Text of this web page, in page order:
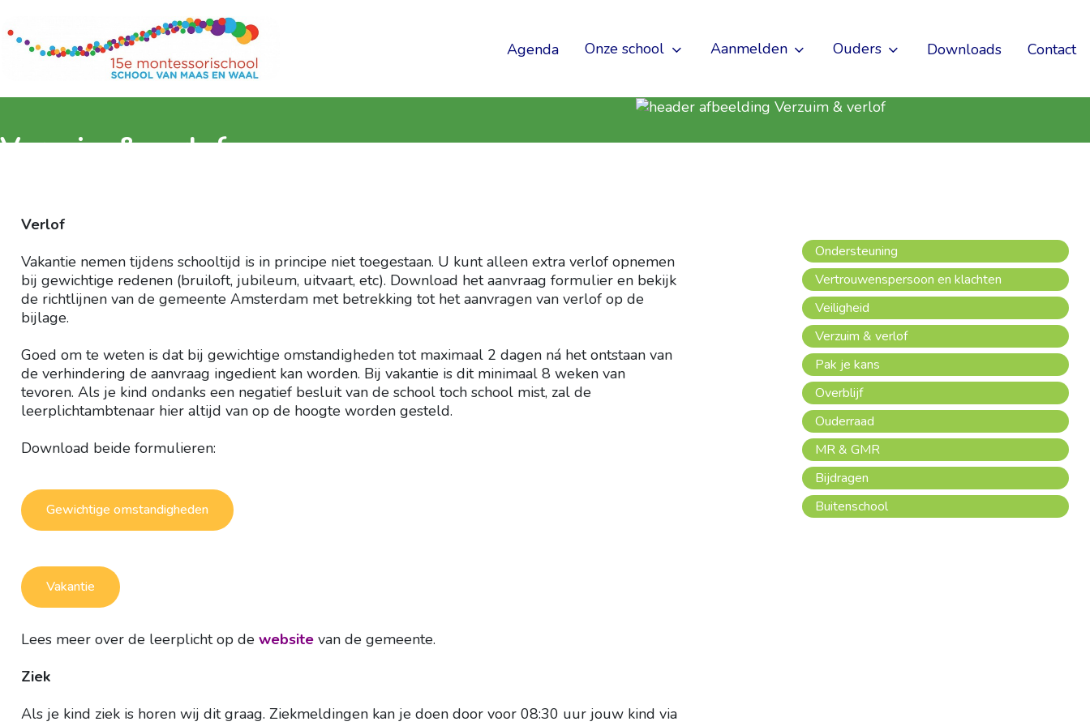
Agenda Onze school Aanmelden Ouders Downloads Contact
Verzuim & verlof
Verlof
Vakantie nemen tijdens schooltijd is in principe niet toegestaan. U kunt alleen extra verlof opnemen
bij gewichtige redenen (bruiloft, jubileum, uitvaart, etc). Download het aanvraag formulier en bekijk
de richtlijnen van de gemeente Amsterdam met betrekking tot het aanvragen van verlof op de
bijlage.
Goed om te weten is dat bij gewichtige omstandigheden tot maximaal 2 dagen ná het ontstaan van
de verhindering de aanvraag ingedient kan worden. Bij vakantie is dit minimaal 8 weken van
tevoren. Als je kind ondanks een negatief besluit van de school toch school mist, zal de
leerplichtambtenaar hier altijd van op de hoogte worden gesteld.
Download beide formulieren:
Gewichtige omstandigheden
Vakantie
Lees meer over de leerplicht op de website van de gemeente.
Ziek
Als je kind ziek is horen wij dit graag. Ziekmeldingen kan je doen door voor 08:30 uur jouw kind via
Ondersteuning
Vertrouwenspersoon en klachten
Veiligheid
Verzuim & verlof
Pak je kans
Overblijf
Ouderraad
MR & GMR
Bijdragen
Buitenschool